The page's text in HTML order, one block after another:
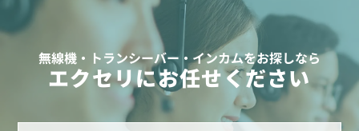
無線機・トランシーバー・インカムをお探しなら
エクセリにお任せください